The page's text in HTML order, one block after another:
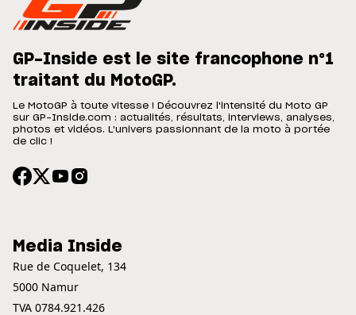
GP-Inside est le site francophone n°1
traitant du MotoGP.
Le MotoGP à toute vitesse ! Découvrez l'intensité du Moto GP
sur GP-Inside.com : actualités, résultats, interviews, analyses,
photos et vidéos. L'univers passionnant de la moto à portée
de clic !
Media Inside
Rue de Coquelet, 134
5000 Namur
TVA 0784.921.426